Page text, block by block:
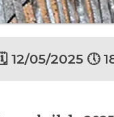
12/05/2025 🕔